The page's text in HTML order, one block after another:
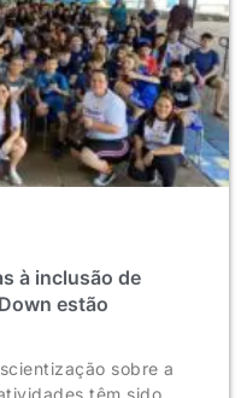
à inclusão de
estão
sobre a